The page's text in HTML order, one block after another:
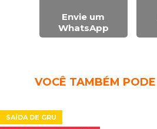
Envie um
WhatsApp
VOCÊ TAMBÉM
SAÍDA DE GRU